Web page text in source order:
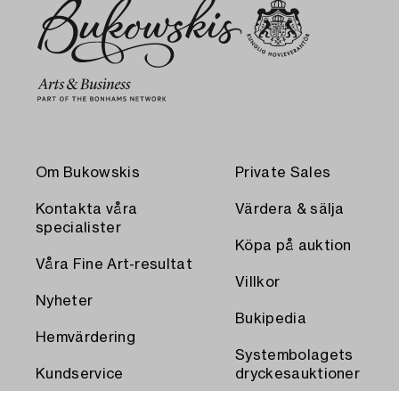
Om Bukowskis
Kontakta våra
specialister
Våra Fine Art-resultat
Nyheter
Hemvärdering
Kundservice
Private Sales
Värdera & sälja
Köpa på auktion
Villkor
Bukipedia
Systembolagets
dryckesauktioner